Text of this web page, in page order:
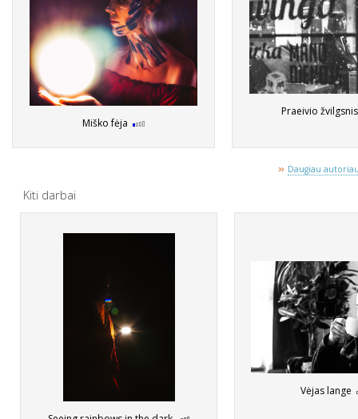
Miško fėja
Praeivio
» Daugiau
Kiti darbai
Vėjas lange